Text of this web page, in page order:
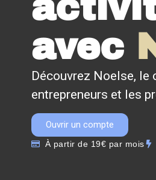
avec
Découvrez Noelse,
entrepreneurs et les
Ouvrir un compte
À partir de 19€ par mois